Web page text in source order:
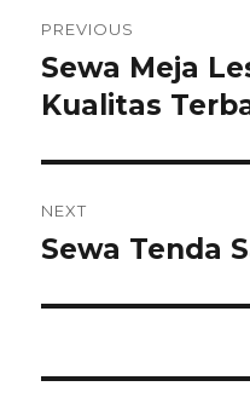
pos
PREVIOUS
Previous
post:
Sewa Meja
Kualitas
NEXT
Next
Sewa Tenda